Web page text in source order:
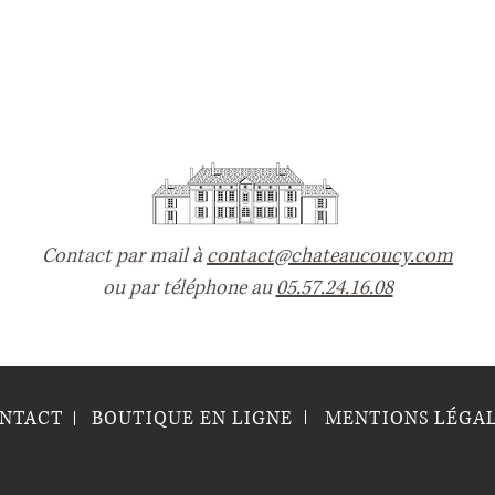
Contact par mail àcontact@chateaucoucy.com
ou par téléphone au05.57.24.16.08
BOUTIQUE EN LIGNE MENTIONS